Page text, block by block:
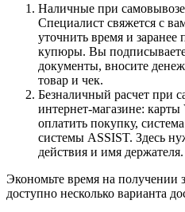
Наличные при
Специалист свяжется с
уточнить время и заранее
купюры. Вы
документы, вносите
товар и чек.
Безналичный расчет при
интернет-магазине:
оплатить покупку,
системы ASSIST. Здесь
действия и имя держателя.
Экономьте время на получении
доступно несколько варианта